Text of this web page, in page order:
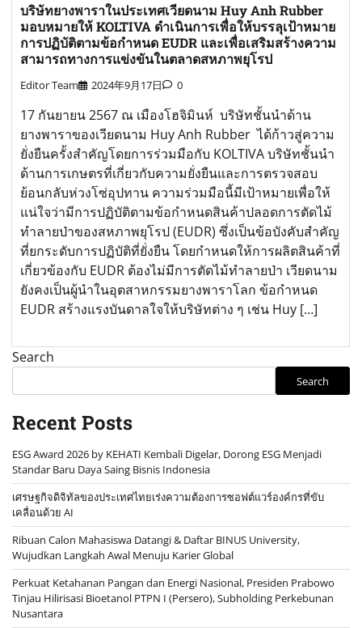
บริษัทยางพาราในประเทศเวียดนาม Huy Anh Rubber
มอบหมายให้ KOLTIVA ดำเนินการเพื่อให้บรรลุเป้าหมาย
การปฏิบัติตามข้อกำหนด EUDR และเพื่อเสริมสร้างความ
สามารถทางการแข่งขันในตลาดสหภาพยุโรป
Editor Team 2024年9月17日 0
17 กันยายน 2567 ณ เมืองโฮจิมินห์ บริษัทชั้นนำด้าน
ยางพาราของเวียดนาม Huy Anh Rubber ได้ก้าวสู่ความ
ยั่งยืนครั้งสำคัญโดยการร่วมมือกับ KOLTIVA บริษัทชั้นนำ
ด้านการเกษตรที่เกี่ยวกับความยั่งยืนและการตรวจสอบ
ย้อนกลับห่วงโซ่อุปทาน ความร่วมมือนี้มีเป้าหมายเพื่อให้
แน่ใจว่ามีการปฏิบัติตามข้อกำหนดสินค้าปลอดการตัดไม้
ทำลายป่าของสหภาพยุโรป (EUDR) ซึ่งเป็นข้อบังคับสำคัญ
ที่ยกระดับการปฏิบัติที่ยั่งยืน โดยกำหนดให้การผลิตสินค้าที่
เกี่ยวข้องกับ EUDR ต้องไม่มีการตัดไม้ทำลายป่า เวียดนาม
ยังคงเป็นผู้นำในอุตสาหกรรมยางพาราโลก ข้อกำหนด
EUDR สร้างแรงบันดาลใจให้บริษัทต่าง ๆ เช่น Huy […]
Search
Search
Recent Posts
ESG Award 2026 by KEHATI Kembali Digelar, Dorong ESG Menjadi
Standar Baru Daya Saing Bisnis Indonesia
เศรษฐกิจดิจิทัลของประเทศไทยเร่งความต้องการซอฟต์แวร์องค์กรที่ขับ
เคลื่อนด้วย AI
Ribuan Calon Mahasiswa Datangi & Daftar BINUS University,
Wujudkan Langkah Awal Menuju Karier Global
Perkuat Ketahanan Pangan dan Energi Nasional, Presiden Prabowo
Tinjau Hilirisasi Bioetanol PTPN I (Persero), Subholding Perkebunan
Nusantara